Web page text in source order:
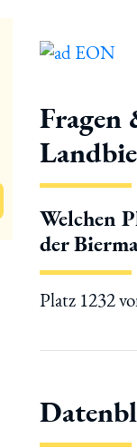
Welchen
der
Platz 1232